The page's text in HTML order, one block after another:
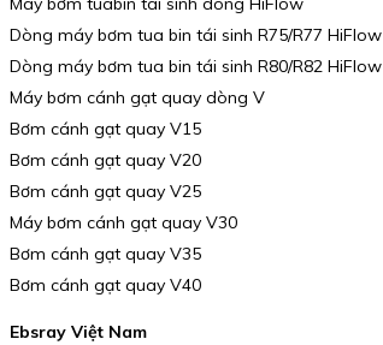
Dòng máy bơm tua bin tái sinh R75/R77 HiFlow
Dòng máy bơm tua bin tái sinh R80/R82 HiFlow
Máy bơm cánh gạt quay dòng V
Bơm cánh gạt quay V15
Bơm cánh gạt quay V20
Bơm cánh gạt quay V25
Máy bơm cánh gạt quay V30
Bơm cánh gạt quay V35
Bơm cánh gạt quay V40
Ebsray Việt Nam